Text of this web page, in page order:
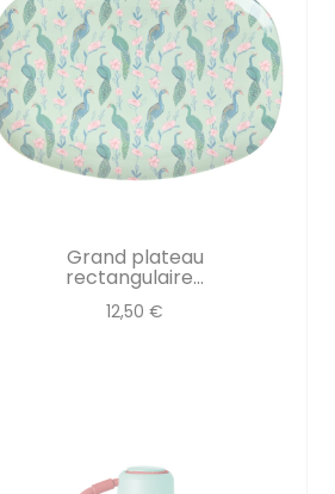
Grand plateau
rectangulaire...
12,50 €